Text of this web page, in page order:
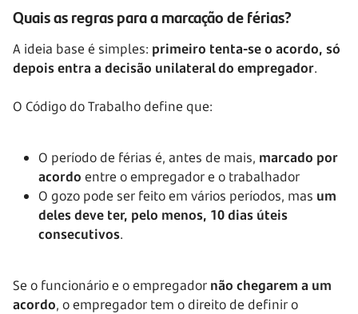
Quais as regras para a marcação de férias?
A ideia base é simples: primeiro tenta-se o acordo, só
depois entra a decisão unilateral do empregador.
O Código do Trabalho define que:
O período de férias é, antes de mais, marcado por
acordo entre o empregador e o trabalhador
O gozo pode ser feito em vários períodos, mas um
deles deve ter, pelo menos, 10 dias úteis
consecutivos.
Se o funcionário e o empregador não chegarem a um
acordo, o empregador tem o direito de definir o